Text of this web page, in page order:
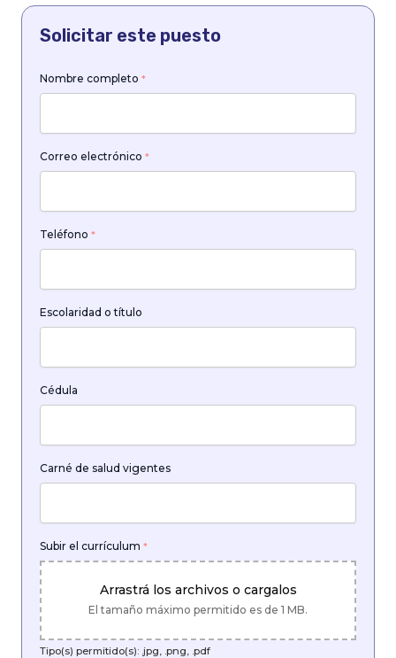
Solicitar este puesto
Nombre completo *
Correo electrónico *
Teléfono *
Escolaridad o título
Cédula
Carné de salud vigentes
Subir el currículum *
Arrastrá los archivos o cargalos
El tamaño máximo permitido es de 1 MB.
Tipo(s) permitido(s): .jpg, .png, .pdf